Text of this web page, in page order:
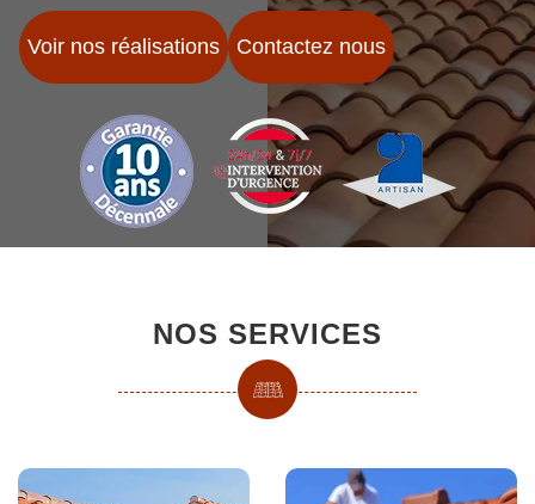
Voir nos réalisations Contactez nous
NOS SERVICES